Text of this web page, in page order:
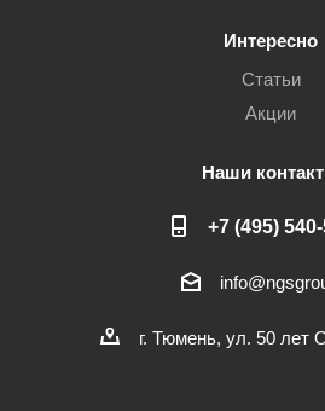
Интересно
Статьи
Акции
Наши
+7 (495)
г. Тюмень, ул. 50 лет